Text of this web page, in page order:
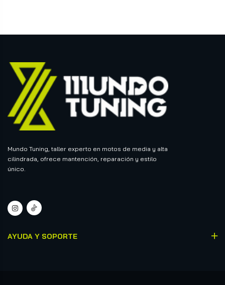
Mundo Tuning, taller experto en motos de media y alta
cilindrada, ofrece mantención, reparación y estilo
único.
AYUDA Y SOPORTE